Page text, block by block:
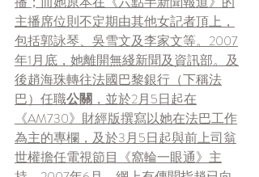
主播席位則不定期由其他女記者頂上，
包括郭詠琴、吳雪文及李家文等。2007
年1月底，她離開無綫新聞及資訊部。及
後趙海珠轉往法國巴黎銀行（下稱法
巴）任職公關 ，並於2月5日起在
《AM730》財經版撰寫以她在法巴工作
為主的專欄，及於3月5日起與前上司翁
世權擔任電視節目《窩輪一眼通》主